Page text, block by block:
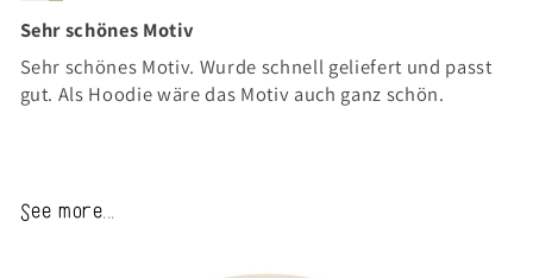
Sehr schönes Motiv
Sehr schönes Motiv. Wurde schnell geliefert und passt
gut. Als Hoodie wäre das Motiv auch ganz schön.
See more...